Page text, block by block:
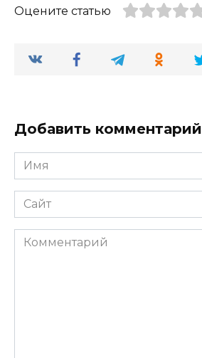
Оцените статью
Добавить комментарий
Имя
*
Сайт
Комментарий